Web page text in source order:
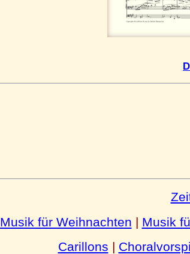
Musik für Weihnachten | Musik
Carillons |